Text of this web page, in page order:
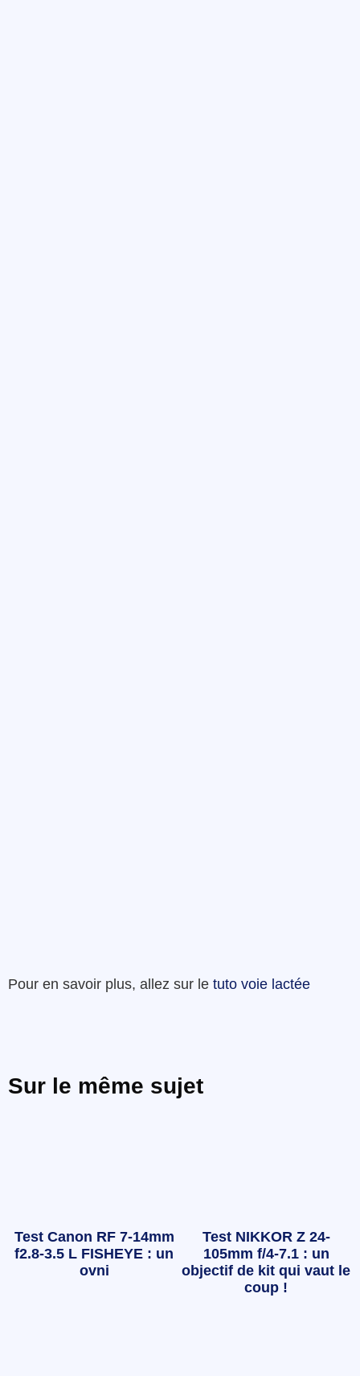
Pour en savoir plus, allez sur le tuto voie lactée
Sur le même sujet
Test Canon RF 7-14mm
f2.8-3.5 L FISHEYE : un
ovni
Test NIKKOR Z 24-
105mm f/4-7.1 : un
objectif de kit qui vaut le
coup !